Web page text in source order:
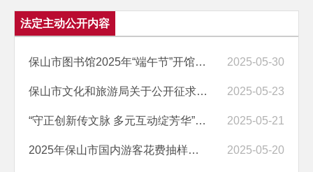
法定主动公开内容
保山市图书馆2025年“端午节”开馆公告 2025-05-30
保山市文化和旅游局关于公开征求《保山市民宿管理暂行办法（征求意见稿... 2025-05-23
“守正创新传文脉 多元互动绽芳华”——保山市博物馆5·18国际博物馆日系... 2025-05-21
2025年保山市国内游客花费抽样调查服务项目比选结果公示 2025-05-20